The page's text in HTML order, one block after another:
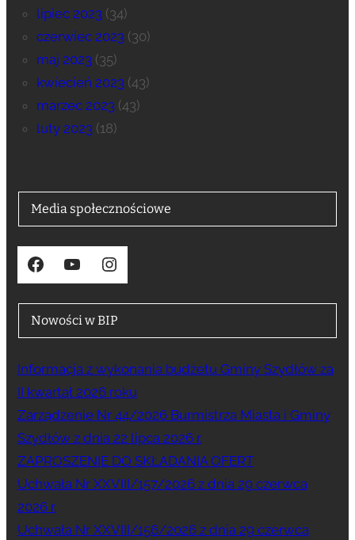
lipiec 2023(34)
czerwiec 2023(30)
maj 2023(35)
kwiecień 2023(43)
marzec 2023(43)
luty 2023(18)
Media społecznościowe
Facebook YouTube Instagram
Nowości w BIP
Informacja z wykonania budżetu Gminy Szydłów za
II kwartał 2026 roku
Zarządzenie Nr 44/2026 Burmistrza Miasta i Gminy
Szydłów z dnia 22 lipca 2026 r.
ZAPROSZENIE DO SKŁADANIA OFERT
Uchwała Nr XXVIII/157/2026 z dnia 29 czerwca
2026 r.
Uchwała Nr XXVIII/156/2026 z dnia 29 czerwca